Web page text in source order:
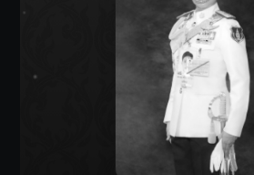
SIAMRATH
THE BEST